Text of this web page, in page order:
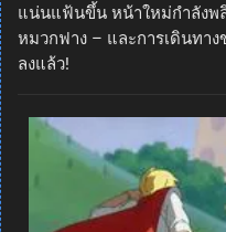
แน่นแฟ้นขึ้น หน้าใหม่กำลังพ
หมวกฟาง – และการเดินทา
ลงแล้ว!